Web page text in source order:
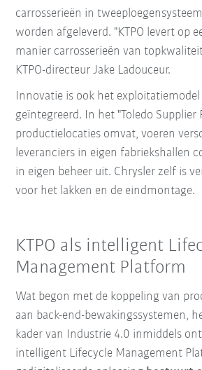
carrosserieën in
worden afgeleverd. "KTPO levert op
manier carrosserieën van
KTPO-directeur Jake Ladouceur.
Innovatie is ook het exploitatiemodel
geïntegreerd. In het "Toledo Supplier
productielocaties omvat, voeren
leveranciers in eigen fabriekshallen
in eigen beheer uit. Chrysler zelf is
voor het lakken en de eindmontage.
KTPO als intelligent
Management Platform
Wat begon met de koppeling van
aan back-end-bewakingssystemen,
kader van Industrie 4.0 inmiddels
intelligent Lifecycle Management